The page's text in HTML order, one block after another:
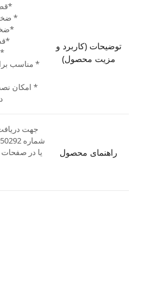
توضیحات (کاربرد و
مزیت محصول)
* ضخامت
* مناسب
* امکان
راهنمای محصول
جهت
یا در صفحات